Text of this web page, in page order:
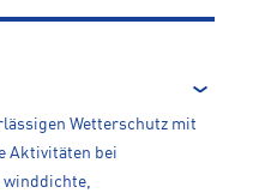
Wetterschutz mit
Aktivitäten bei
winddichte,